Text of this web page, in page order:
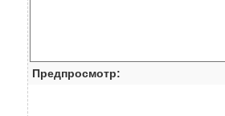
Предпросмотр: